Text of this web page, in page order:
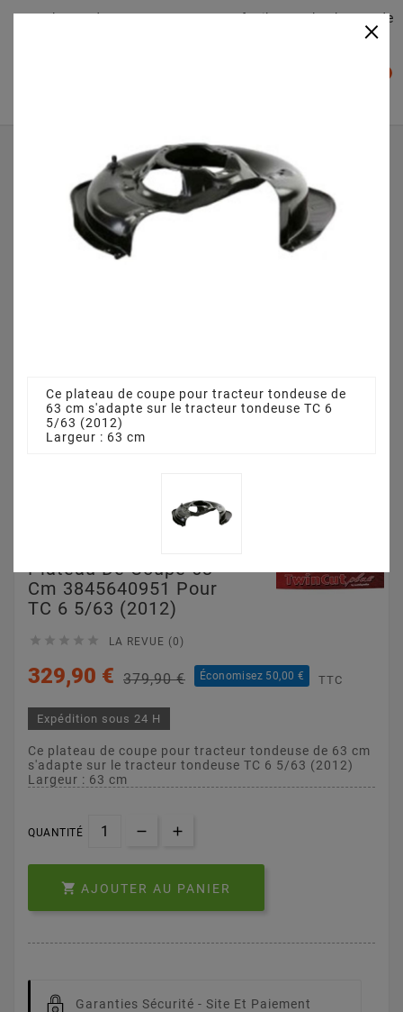
Plateaudecoupe.com : Trouver facilement le plateau de
Accueil
Plateau de coupe
Plateau de coupe 63 cm 3845640951 pour TC 6 5/63
(2012)
Plateau De Coupe 63
Cm 3845640951 Pour
TC 6 5/63 (2012)
     LA REVUE (0)
329,90 € 379,90 € Économisez 50,00 € TTC
Expédition sous 24 H
Ce plateau de coupe pour tracteur tondeuse de 63 cm
s'adapte sur le tracteur tondeuse TC 6 5/63 (2012)
Largeur : 63 cm
QUANTITÉ
 AJOUTER AU PANIER
Garanties Sécurité - Site Et Paiement
×
Ce plateau de coupe pour tracteur tondeuse de
63 cm s'adapte sur le tracteur tondeuse TC 6
5/63 (2012)
Largeur : 63 cm